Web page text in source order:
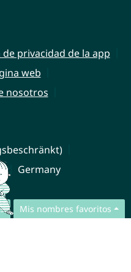
Mis nombres favoritos
de privacidad de la app
web
nosotros
Germany